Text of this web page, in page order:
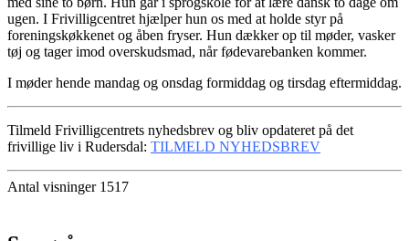
ugen. I Frivilligcentret hjælper hun os med at holde styr på
foreningskøkkenet og åben fryser. Hun dækker op til møder, vasker
tøj og tager imod overskudsmad, når fødevarebanken kommer.
I møder hende mandag og onsdag formiddag og tirsdag eftermiddag.
Tilmeld Frivilligcentrets nyhedsbrev og bliv opdateret på det
frivillige liv i Rudersdal: TILMELD NYHEDSBREV
Antal visninger 1517